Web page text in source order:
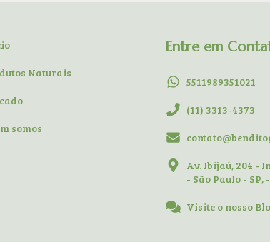
Naturais
somos
Entre em
5511989351021
(11) 3313-4373
Av. Ibijaú, 204 -
- São Paulo - SP,
Visite o nosso